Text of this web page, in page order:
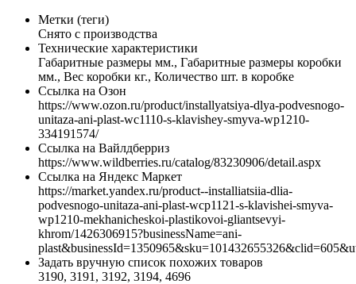
Метки (теги)
Снято с производства
Технические характеристики
Габаритные размеры мм., Габаритные размеры коробки
мм., Вес коробки кг., Количество шт. в коробке
Ссылка на Озон
https://www.ozon.ru/product/installyatsiya-dlya-podvesnogo-
unitaza-ani-plast-wc1110-s-klavishey-smyva-wp1210-
334191574/
Ссылка на Вайлдберриз
https://www.wildberries.ru/catalog/83230906/detail.aspx
Ссылка на Яндекс Маркет
https://market.yandex.ru/product--installiatsiia-dlia-
podvesnogo-unitaza-ani-plast-wcp1121-s-klavishei-smyva-
wp1210-mekhanicheskoi-plastikovoi-gliantsevyi-
khrom/1426306915?businessName=ani-
Задать вручную список похожих товаров
3190, 3191, 3192, 3194, 4696